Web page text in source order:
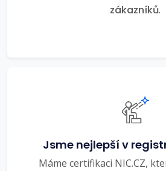
zákazníků.
Jsme nejlepší v
Máme certifikaci NIC.CZ,